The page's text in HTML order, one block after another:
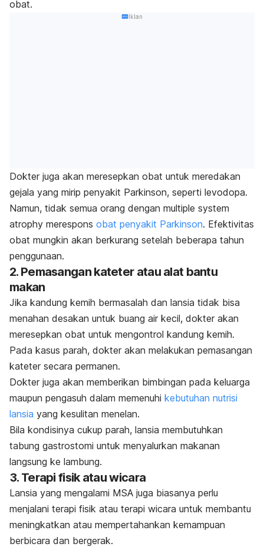
obat.
Iklan
Dokter juga akan meresepkan obat untuk meredakan
gejala yang mirip penyakit Parkinson, seperti levodopa.
Namun, tidak semua orang dengan multiple system
atrophy merespons obat penyakit Parkinson. Efektivitas
obat mungkin akan berkurang setelah beberapa tahun
penggunaan.
2. Pemasangan kateter atau alat bantu
makan
Jika kandung kemih bermasalah dan lansia tidak bisa
menahan desakan untuk buang air kecil, dokter akan
meresepkan obat untuk mengontrol kandung kemih.
Pada kasus parah, dokter akan melakukan pemasangan
kateter secara permanen.
Dokter juga akan memberikan bimbingan pada keluarga
maupun pengasuh dalam memenuhi kebutuhan nutrisi
lansia yang kesulitan menelan.
Bila kondisinya cukup parah, lansia membutuhkan
tabung gastrostomi untuk menyalurkan makanan
langsung ke lambung.
3. Terapi fisik atau wicara
Lansia yang mengalami MSA juga biasanya perlu
menjalani terapi fisik atau terapi wicara untuk membantu
meningkatkan atau mempertahankan kemampuan
berbicara dan bergerak.